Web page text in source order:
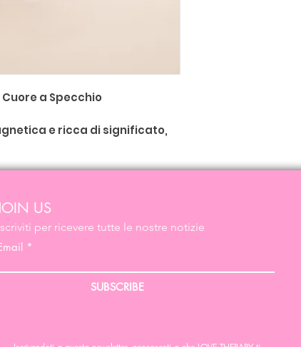
Cuore a Specchio
e ricca di significato,
di mano presenta un
come simbolo di
gesto che significa "fatto
"Pink Pampas" e specchio
gentilezza, all'amore ardente
US
per ricevere tutte le nostre notizie
SUBSCRIBE